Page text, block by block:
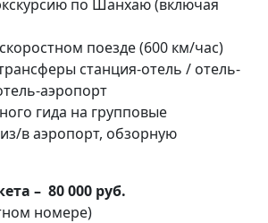
по Шанхаю (включая
поезде (600 км/час)
станция-отель / отель-
аэропорт
гида на групповые
в аэропорт, обзорную
– 80 000 руб.
номере)